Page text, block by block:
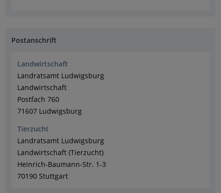
Postanschrift
Landwirtschaft
Landratsamt Ludwigsburg
Landwirtschaft
Postfach 760
71607 Ludwigsburg
Tierzucht
Landratsamt Ludwigsburg
Landwirtschaft (Tierzucht)
Heinrich-Baumann-Str. 1-3
70190 Stuttgart